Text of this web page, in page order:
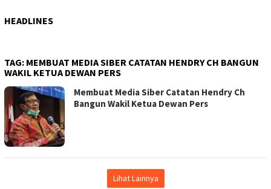
HEADLINES
TAG: MEMBUAT MEDIA SIBER CATATAN HENDRY CH BANGUN
WAKIL KETUA DEWAN PERS
Membuat Media Siber Catatan Hendry Ch
Bangun Wakil Ketua Dewan Pers
Lihat Lainnya